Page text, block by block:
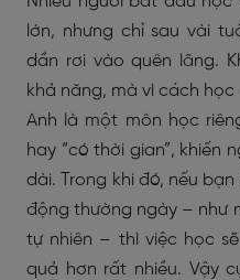
lớn, nhưng chỉ sau vài
dần rơi vào quên lãng.
khả năng, mà vì cách
Anh là một môn học
hay “có thời gian”, khiến
dài. Trong khi đó, nếu
động thường ngày – như
tự nhiên – thì việc học
quả hơn rất nhiều. Vậy